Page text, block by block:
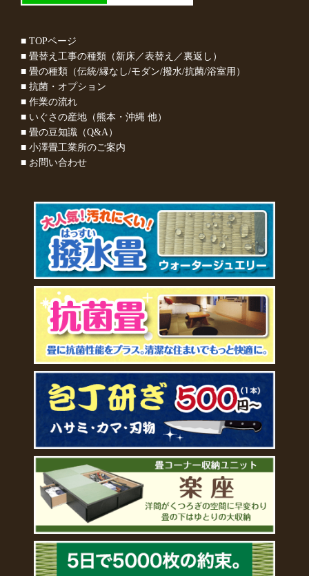
■ TOPページ
■ 畳替え工事の種類（新床／表替え／裏返し）
■ 畳の種類（伝統/縁なし/モダン/撥水/抗菌/浴室用）
■ 抗菌・オプション
■ 作業の流れ
■ いぐさの産地（熊本・沖縄 他）
■ 畳の豆知識（Q&A）
■ 小澤畳工業所のご案内
■ お問い合わせ